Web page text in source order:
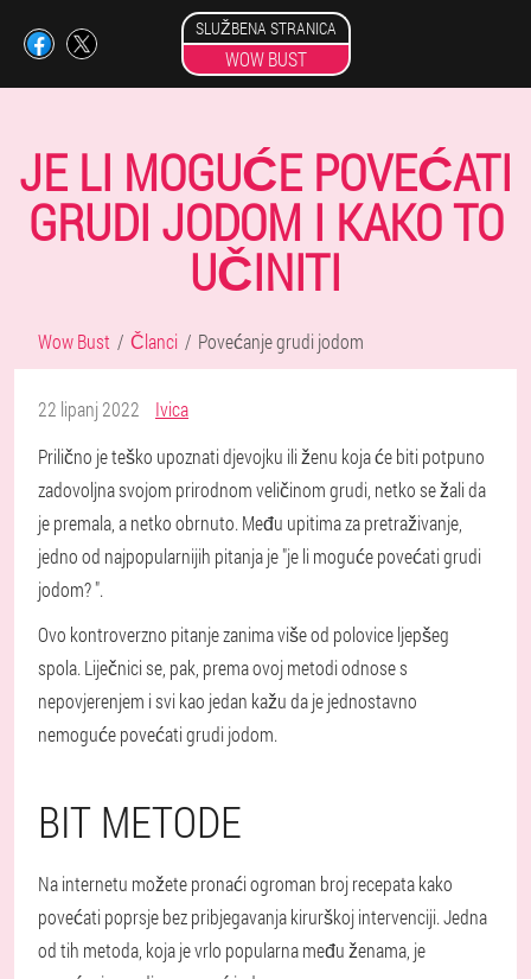
SLUŽBENA STRANICA
WOW BUST
JE LI MOGUĆE POVEĆATI
GRUDI JODOM I KAKO TO
UČINITI
Wow Bust Članci Povećanje grudi jodom
22 lipanj 2022
Ivica
Prilično je teško upoznati djevojku ili ženu koja će biti potpuno
zadovoljna svojom prirodnom veličinom grudi, netko se žali da
je premala, a netko obrnuto. Među upitima za pretraživanje,
jedno od najpopularnijih pitanja je "je li moguće povećati grudi
jodom? ".
Ovo kontroverzno pitanje zanima više od polovice ljepšeg
spola. Liječnici se, pak, prema ovoj metodi odnose s
nepovjerenjem i svi kao jedan kažu da je jednostavno
nemoguće povećati grudi jodom.
BIT METODE
Na internetu možete pronaći ogroman broj recepata kako
povećati poprsje bez pribjegavanja kirurškoj intervenciji. Jedna
od tih metoda, koja je vrlo popularna među ženama, je